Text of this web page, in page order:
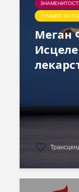
ЛУЧШЕЕ ЗА
Меган